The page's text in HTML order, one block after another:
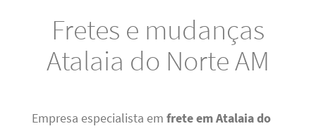
Fretes e mudanças
Atalaia do Norte AM
Empresa especialista em frete em Atalaia do